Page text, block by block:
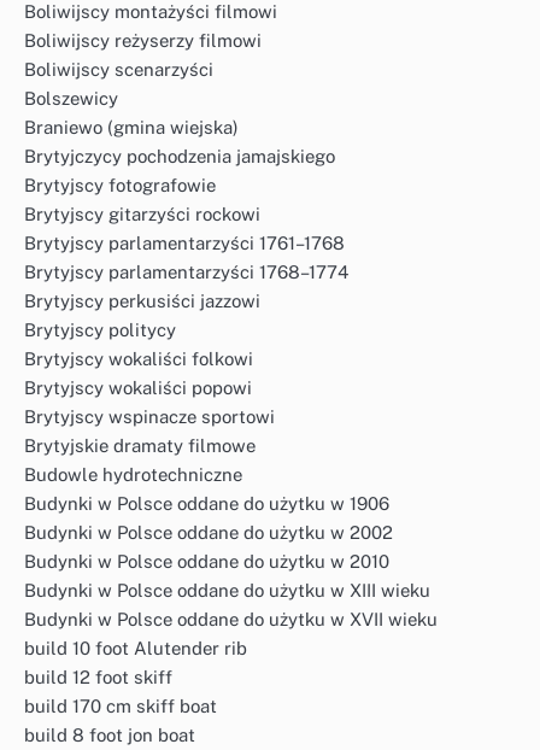
Boliwijscy montażyści filmowi
Boliwijscy reżyserzy filmowi
Boliwijscy scenarzyści
Bolszewicy
Braniewo (gmina wiejska)
Brytyjczycy pochodzenia jamajskiego
Brytyjscy fotografowie
Brytyjscy gitarzyści rockowi
Brytyjscy parlamentarzyści 1761–1768
Brytyjscy parlamentarzyści 1768–1774
Brytyjscy perkusiści jazzowi
Brytyjscy politycy
Brytyjscy wokaliści folkowi
Brytyjscy wokaliści popowi
Brytyjscy wspinacze sportowi
Brytyjskie dramaty filmowe
Budowle hydrotechniczne
Budynki w Polsce oddane do użytku w 1906
Budynki w Polsce oddane do użytku w 2002
Budynki w Polsce oddane do użytku w 2010
Budynki w Polsce oddane do użytku w XIII wieku
Budynki w Polsce oddane do użytku w XVII wieku
build 10 foot Alutender rib
build 12 foot skiff
build 170 cm skiff boat
build 8 foot jon boat